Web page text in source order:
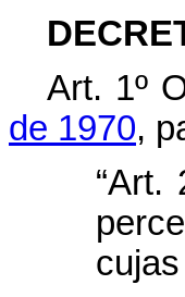
Art. 1º
de 1970,
“Art.